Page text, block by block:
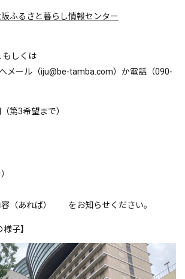
ふるさと暮らし情報センター
もしくは
メール（iju@be-tamba.com）か電話（090-
第3希望まで）
容（あれば） をお知らせください。
子】